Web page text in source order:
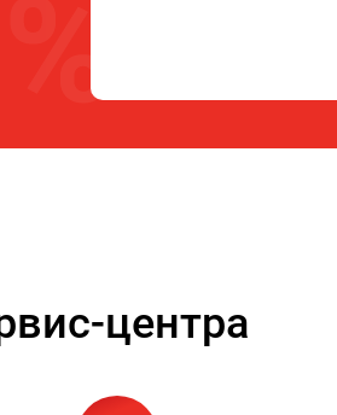
центра